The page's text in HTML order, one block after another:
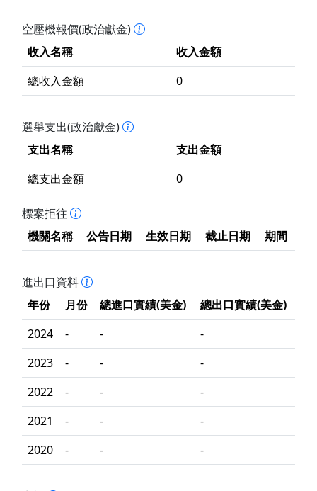
空壓機報價(政治獻金)
收入名稱
收入金額
總收入金額
0
選舉支出(政治獻金)
支出名稱
支出金額
總支出金額
0
標案拒往
機關名稱
公告日期 生效日期 截止日期 期間
進出口資料
年份
月份 總進口實績(美金)
總出口實績(美金)
2024
- -
-
2023
- -
-
2022
- -
-
2021
- -
-
2020
- - -